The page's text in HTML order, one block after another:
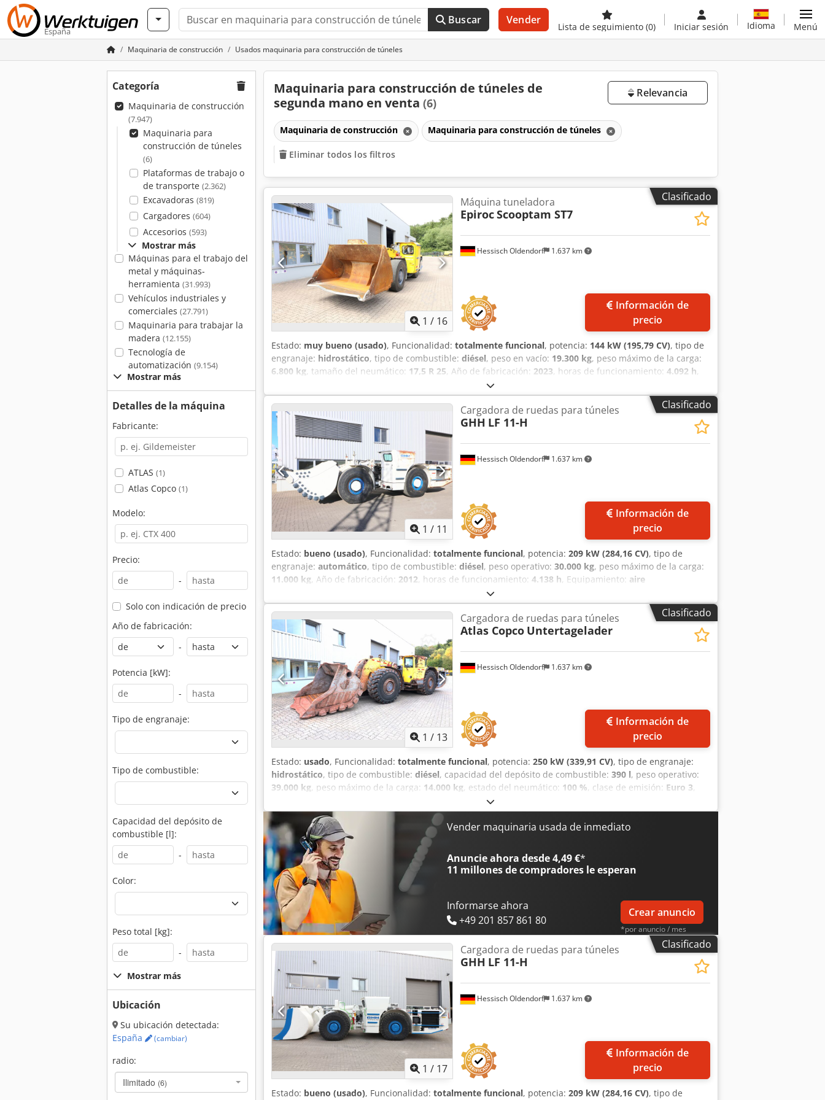
España
Buscar Vender
Lista de seguimiento (0) Iniciar sesión Idioma Menú
Maquinaria de construcción Usados maquinaria para construcción de túneles
Categoría
Maquinaria de construcción
(7.947)
Maquinaria para
construcción de túneles
(6)
Plataformas de trabajo o
de transporte (2.362)
Excavadoras (819)
Cargadores (604)
Accesorios (593)
Mostrar más
Máquinas para el trabajo del
metal y máquinas-
herramienta (31.993)
Vehículos industriales y
comerciales (27.791)
Maquinaria para trabajar la
madera (12.155)
Tecnología de
automatización (9.154)
Mostrar más
Detalles de la máquina
Fabricante:
ATLAS (1)
Atlas Copco (1)
Modelo:
Precio:
-
Solo con indicación de precio
Año de fabricación:
-
Potencia [kW]:
-
Tipo de engranaje:
Tipo de combustible:
Capacidad del depósito de
combustible [l]:
-
Color:
Peso total [kg]:
-
Mostrar más
Ubicación
Su ubicación detectada:
España
(cambiar)
radio:
Ilimitado (6)
Maquinaria para construcción de túneles de
segunda mano en venta (6)
Relevancia
Maquinaria de construcción Maquinaria para construcción de túneles
Eliminar todos los filtros
Clasificado
1 / 16
Hessisch Oldendorf 1.637 km
Máquina tuneladora
EpirocScooptam ST7
precio
Estado: muy bueno (usado), Funcionalidad: totalmente funcional, potencia: 144 kW (195,79 CV), tipo de
engranaje: hidrostático, tipo de combustible: diésel, peso en vacío: 19.300 kg, peso máximo de la carga:
6.800 kg, tamaño del neumático: 17,5 R 25, Año de fabricación: 2023, horas de funcionamiento: 4.092 h,
Automatización: telemática para Wi-Fi/LTE Mando a distancia por radio: preparado Ancho de la cuchara:
2.230 mm Sistema de extinción de incendios: Ansul Checkfire 210D Cabina: ISO ROPS/FOPS Potencia del
motor: 144 kW / 193 CV Motor: Cummins QSB6.7 EPA Tier 3 / EU Stage IIIA Longitud de la máquina
estándar: 8.705 mm Cjdpfozcchuox Ak Horf Altura con la cuchara bajada: 1.903 mm Altura con la cuchara
levantada: 4.298 mm Fuerza de vuelco, hidráulica: 13.350 kg Tamaño de los neumáticos: 17,5 R 25 Fuerza
de vuelco, mecánica: 11.700 kg Capacidad de carga, cuchara estándar: 6.800 kg Carga en el eje
delantero/trasero: 8.600 / 10.700 kg Peso de la máquina en vacío: 19.300 kg
Clasificado
1 / 11
Hessisch Oldendorf 1.637 km
Cargadora de ruedas para túneles
GHH LF 11-H
precio
Estado: bueno (usado), Funcionalidad: totalmente funcional, potencia: 209 kW (284,16 CV), tipo de
engranaje: automático, tipo de combustible: diésel, peso operativo: 30.000 kg, peso máximo de la carga:
11.000 kg, Año de fabricación: 2012, horas de funcionamiento: 4.138 h, Equipamiento: aire
acondicionado, cabina, filtro de hollín, tracción a las cuatro ruedas
dirección asistida hidráulica. Ángulo de dirección: + - 40° Contenido del depósito de combustible: 540 l
Contenido del depósito hidráulico: 550 l. Tamaño de neumáticos rueda delantera/trasera: 18,00 - 25 Carga
por eje delantero / eje trasero cargado: 29.400 / 11.600 kg fuerza de tracción máx.: 248 kN Motor de
accionamiento: Cummins QSL9 Potencia máxima: 209 kW/2000 rpm. pendiente transversal máx.
permitida: 15% Pendiente máxima permitida: 28% Codpfx Asvrd Epjk Herf Círculo de giro exterior/interior:
6.713 / 3547 mm Contenido de la pala (SAE, colmada): 5,4 m³ Velocidad máxima cargado hacia
delante/hacia atrás en el avión: 25,0 km/h Sistema de escape: silenciador/convertidor catalítico
Dimensiones principales: 9.715 x 2.600 x 2450 mm (LxAnxAl) Carga por eje eje delantero/trasero
descargado: 13.100 / 16.900 kg Peso propio: 30.000 kg Carga útil: 11.000 kg
Clasificado
1 / 13
Hessisch Oldendorf 1.637 km
Cargadora de ruedas para túneles
Atlas Copco Untertagelader
precio
Estado: usado, Funcionalidad: totalmente funcional, potencia: 250 kW (339,91 CV), tipo de engranaje:
hidrostático, tipo de combustible: diésel, capacidad del depósito de combustible: 390 l, peso operativo:
39.000 kg, peso máximo de la carga: 14.000 kg, estado del neumático: 100 %, clase de emisión: Euro 3,
, ancho del cucharón de excavación:
por eje delantero: 19.115 kg Cabina: certificada ROPS/FOPS Capacidad del depósito de combustible: 390
litros Freno: SAHR (aplicación por resorte, liberación hidráulica) frenos húmedos de discos múltiples en
cada rueda Radio de giro (exterior): 7,508 m Transmisión: Dana Serie T40000, transmisión powershift de 4
velocidades con convertidor de par Radio de giro (interior): 4,015 m Crodpfxsxpww Ae Ak Hjf Velocidad
máxima: 26,9 km/h (en 4ª marcha) Carga por eje trasero: 18.885 kg Par máximo (a 1.350 rpm): 1.674 Nm
Peso: aprox. 39.000 kg Potencia (a 2.100 rpm): 250 kW / 355 CV Fabricante del motor: Cummins QSM11 EPA
Tier 3/EU Stage IIIA Capacidad de la cuchara (colmada): 6,4 m³ Fuerza de arranque (mecánica): 18.420 kg
Fuerza de arranque (hidráulica): 22.300 kg Capacidad de carga: 14.000 kg
Vender maquinaria usada de inmediato
Anuncie ahora desde 4,49 €*
11 millones de compradores le esperan
Informarse ahora
+49 201 857 861 80
Crear anuncio
*por anuncio / mes
Clasificado
1 / 17
Hessisch Oldendorf 1.637 km
Cargadora de ruedas para túneles
GHH LF 11-H
precio
Estado: bueno (usado), Funcionalidad: totalmente funcional, potencia: 209 kW (284,16 CV), tipo de